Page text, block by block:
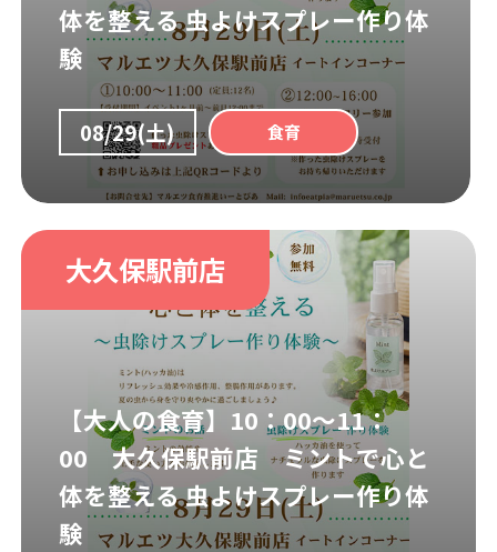
体を整える 虫よけスプレー作り体
験
08/29(土) 食育
【大人の食育】10：00～11：
00 大久保駅前店 ミントで心と
体を整える 虫よけスプレー作り体
験
大久保駅前店